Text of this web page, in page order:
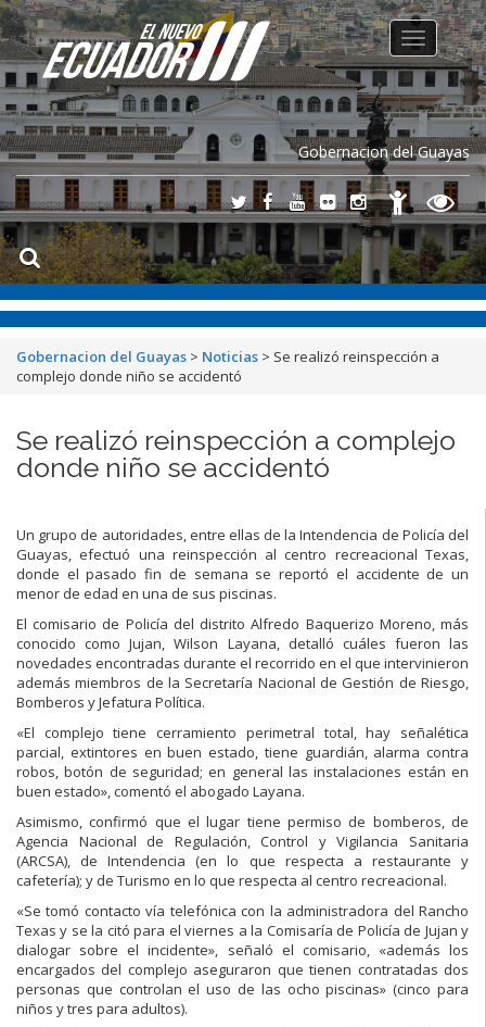
Gobernacion del Guayas
Toggle
navigation
Gobernacion del Guayas > Noticias > Se realizó reinspección a
complejo donde niño se accidentó
Se realizó reinspección a complejo
donde niño se accidentó
Un grupo de autoridades, entre ellas de la Intendencia de Policía del
Guayas, efectuó una reinspección al centro recreacional Texas,
donde el pasado fin de semana se reportó el accidente de un
menor de edad en una de sus piscinas.
El comisario de Policía del distrito Alfredo Baquerizo Moreno, más
conocido como Jujan, Wilson Layana, detalló cuáles fueron las
novedades encontradas durante el recorrido en el que intervinieron
además miembros de la Secretaría Nacional de Gestión de Riesgo,
Bomberos y Jefatura Política.
«El complejo tiene cerramiento perimetral total, hay señalética
parcial, extintores en buen estado, tiene guardián, alarma contra
robos, botón de seguridad; en general las instalaciones están en
buen estado», comentó el abogado Layana.
Asimismo, confirmó que el lugar tiene permiso de bomberos, de
Agencia Nacional de Regulación, Control y Vigilancia Sanitaria
(ARCSA), de Intendencia (en lo que respecta a restaurante y
cafetería); y de Turismo en lo que respecta al centro recreacional.
«Se tomó contacto vía telefónica con la administradora del Rancho
Texas y se la citó para el viernes a la Comisaría de Policía de Jujan y
dialogar sobre el incidente», señaló el comisario, «además los
encargados del complejo aseguraron que tienen contratadas dos
personas que controlan el uso de las ocho piscinas» (cinco para
niños y tres para adultos).